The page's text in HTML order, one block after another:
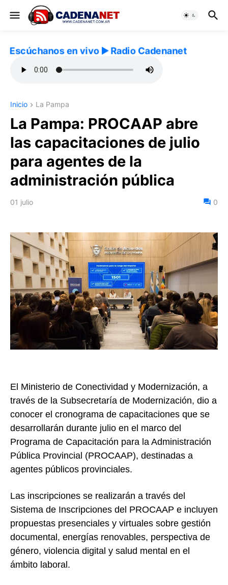
Escúchanos en vivo ▶️ Radio Cadenanet
Inicio La Pampa
La Pampa: PROCAAP abre
las capacitaciones de julio
para agentes de la
administración pública
01 julio 0
El Ministerio de Conectividad y Modernización, a
través de la Subsecretaría de Modernización, dio a
conocer el cronograma de capacitaciones que se
desarrollarán durante julio en el marco del
Programa de Capacitación para la Administración
Pública Provincial (PROCAAP), destinadas a
agentes públicos provinciales.
Las inscripciones se realizarán a través del
Sistema de Inscripciones del PROCAAP e incluyen
propuestas presenciales y virtuales sobre gestión
documental, energías renovables, perspectiva de
género, violencia digital y salud mental en el
ámbito laboral.